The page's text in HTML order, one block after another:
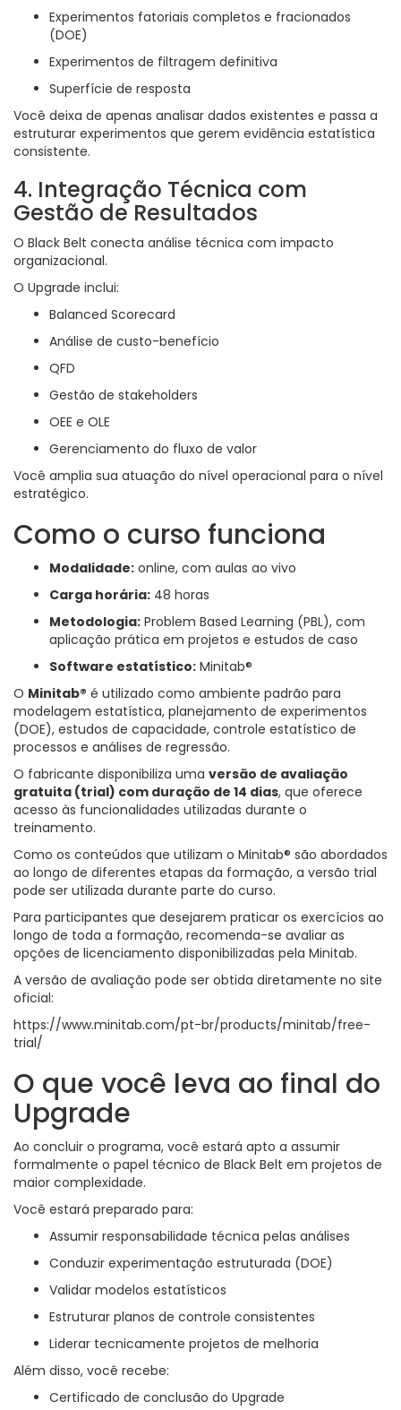
Experimentos fatoriais completos e fracionados
(DOE)
Experimentos de filtragem definitiva
Superfície de resposta
Você deixa de apenas analisar dados existentes e passa a
estruturar experimentos que gerem evidência estatística
consistente.
4. Integração Técnica com
Gestão de Resultados
O Black Belt conecta análise técnica com impacto
organizacional.
O Upgrade inclui:
Balanced Scorecard
Análise de custo-benefício
QFD
Gestão de stakeholders
OEE e OLE
Gerenciamento do fluxo de valor
Você amplia sua atuação do nível operacional para o nível
estratégico.
Como o curso funciona
Modalidade: online, com aulas ao vivo
Carga horária: 48 horas
Metodologia: Problem Based Learning (PBL), com
aplicação prática em projetos e estudos de caso
Software estatístico: Minitab®
O Minitab® é utilizado como ambiente padrão para
modelagem estatística, planejamento de experimentos
(DOE), estudos de capacidade, controle estatístico de
processos e análises de regressão.
O fabricante disponibiliza uma versão de avaliação
gratuita (trial) com duração de 14 dias, que oferece
acesso às funcionalidades utilizadas durante o
treinamento.
Como os conteúdos que utilizam o Minitab® são abordados
ao longo de diferentes etapas da formação, a versão trial
pode ser utilizada durante parte do curso.
Para participantes que desejarem praticar os exercícios ao
longo de toda a formação, recomenda-se avaliar as
opções de licenciamento disponibilizadas pela Minitab.
A versão de avaliação pode ser obtida diretamente no site
oficial:
https://www.minitab.com/pt-br/products/minitab/free-
trial/
O que você leva ao final do
Upgrade
Ao concluir o programa, você estará apto a assumir
formalmente o papel técnico de Black Belt em projetos de
maior complexidade.
Você estará preparado para:
Assumir responsabilidade técnica pelas análises
Conduzir experimentação estruturada (DOE)
Validar modelos estatísticos
Estruturar planos de controle consistentes
Liderar tecnicamente projetos de melhoria
Além disso, você recebe:
Certificado de conclusão do Upgrade